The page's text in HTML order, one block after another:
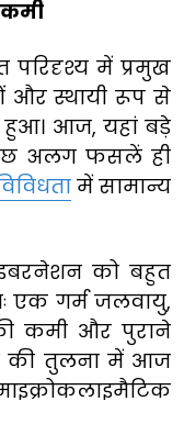
परिदृश्य में प्रमुख
और स्थायी रूप से
हुआ। आज, यहां बड़े
अलग फसलें ही
में सामान्य
को बहुत
एक गर्म जलवायु,
कमी और पुराने
की तुलना में आज